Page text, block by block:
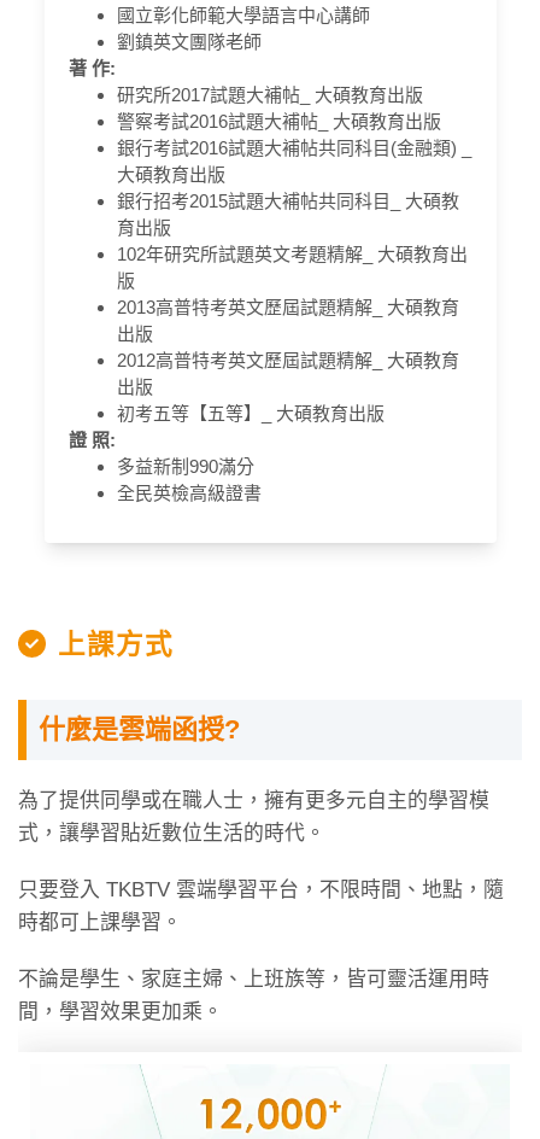
上課方式
什麼是雲端函授?
為了提供同學或在職人士，擁有更多元自主的學習模
式，讓學習貼近數位生活的時代。
只要登入 TKBTV 雲端學習平台，不限時間、地點，隨
時都可上課學習。
不論是學生、家庭主婦、上班族等，皆可靈活運用時
間，學習效果更加乘。
國立彰化師範大學語言中心講師
劉鎮英文團隊老師
著 作:
研究所2017試題大補帖_ 大碩教育出版
警察考試2016試題大補帖_ 大碩教育出版
銀行考試2016試題大補帖共同科目(金融類) _
大碩教育出版
銀行招考2015試題大補帖共同科目_ 大碩教
育出版
102年研究所試題英文考題精解_ 大碩教育出
版
2013高普特考英文歷屆試題精解_ 大碩教育
出版
2012高普特考英文歷屆試題精解_ 大碩教育
出版
初考五等【五等】_ 大碩教育出版
證 照:
多益新制990滿分
全民英檢高級證書